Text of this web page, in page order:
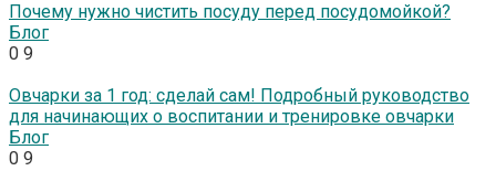
Почему нужно чистить посуду перед посудомойкой?
Блог
0 9
Овчарки за 1 год: сделай сам! Подробный руководство
для начинающих о воспитании и тренировке овчарки
Блог
0 9